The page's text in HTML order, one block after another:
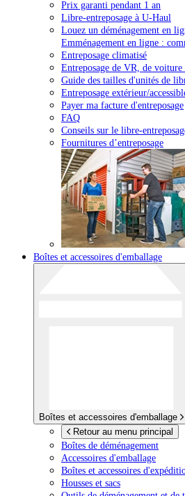
Prix garanti pendant 1 an
Libre-entreposage à U-Haul
Louez un déménagement en
Emménagement en ligne :
Entreposage climatisé
Entreposage de VR, de voiture
Guide des tailles d'unités de
Entreposage extérieur/
Payer ma facture d'entreposage
FAQ
Conseils sur le libre-
Fournitures d’entreposage
Boîtes et accessoires d'emballage
Boîtes et accessoires d'emballage
Retour au menu principal
Boîtes de déménagement
Accessoires d'emballage
Boîtes et accessoires
Housses et sacs